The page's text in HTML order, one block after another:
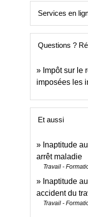
Services en
Questions ?
Impôt sur le
imposées les
Et aussi
Inaptitude
arrêt maladie
Travail -
Inaptitude
accident du
Travail -